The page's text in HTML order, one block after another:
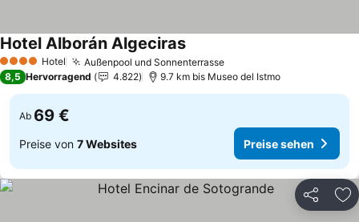
4 Sterne Hotel Außenpool und SonnenterrassePreise sehen
Hotel Alborán AlgecirasPreise sehen
8,5 Hervorragend 4.822 9.7 km bis Museo del Istmo
Ab 69 €
Preise von 7 Websites Preise sehen
Teilen